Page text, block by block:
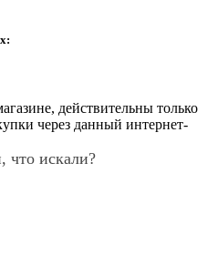
действительны только
через данный интернет-
что искали?